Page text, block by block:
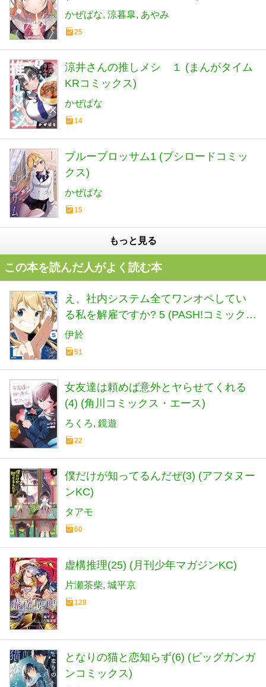
かぜぱな 涼暮皐 あやみ
25
涼井さんの推しメシ １ (まんがタイム
KRコミックス)
かぜぱな
14
ブルーブロッサム1 (ブシロードコミッ
クス)
かぜぱな
15
もっと見る
この本を読んだ人がよく読む本
え、社内システム全てワンオペしてい
る私を解雇ですか? 5 (PASH!コミック
ス)
伊於
51
女友達は頼めば意外とヤらせてくれる
(4) (角川コミックス・エース)
ろくろ 鏡遊
22
僕だけが知ってるんだぜ(3) (アフタヌー
ンKC)
タアモ
60
虚構推理(25) (月刊少年マガジンKC)
片瀬茶柴 城平京
128
となりの猫と恋知らず(6) (ビッグガンガ
ンコミックス)